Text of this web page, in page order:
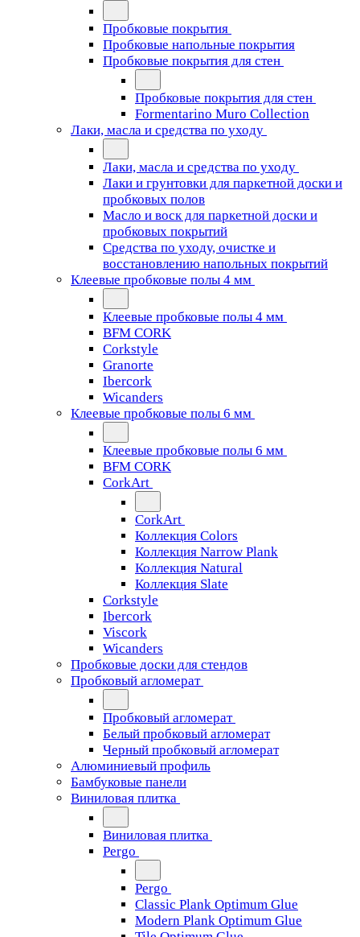
Пробковые покрытия
Пробковые напольные покрытия
Пробковые покрытия для стен
Пробковые покрытия для стен
Formentarino Muro Collection
Лаки, масла и средства по уходу
Лаки, масла и средства по уходу
Лаки и грунтовки для паркетной доски и
пробковых полов
Масло и воск для паркетной доски и
пробковых покрытий
Средства по уходу, очистке и
восстановлению напольных покрытий
Клеевые пробковые полы 4 мм
Клеевые пробковые полы 4 мм
BFM CORK
Corkstyle
Granorte
Ibercork
Wicanders
Клеевые пробковые полы 6 мм
Клеевые пробковые полы 6 мм
BFM CORK
CorkArt
CorkArt
Коллекция Colors
Коллекция Narrow Plank
Коллекция Natural
Коллекция Slate
Corkstyle
Ibercork
Viscork
Wicanders
Пробковые доски для стендов
Пробковый агломерат
Пробковый агломерат
Белый пробковый агломерат
Черный пробковый агломерат
Алюминиевый профиль
Бамбуковые панели
Виниловая плитка
Виниловая плитка
Pergo
Pergo
Classic Plank Optimum Glue
Modern Plank Optimum Glue